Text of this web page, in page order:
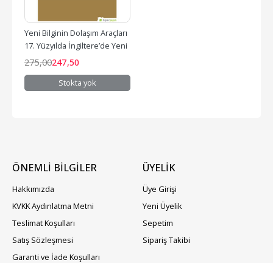
Yeni Bilginin Dolaşım Araçları
17. Yüzyılda İngiltere’de Yeni
Bilginin...
275,00247,50
Stokta yok
ÖNEMLİ BİLGİLER
Hakkımızda
KVKK Aydınlatma Metni
Teslimat Koşulları
Satış Sözleşmesi
Garanti ve İade Koşulları
ÜYELIK
Üye Girişi
Yeni Üyelik
Sepetim
Sipariş Takibi